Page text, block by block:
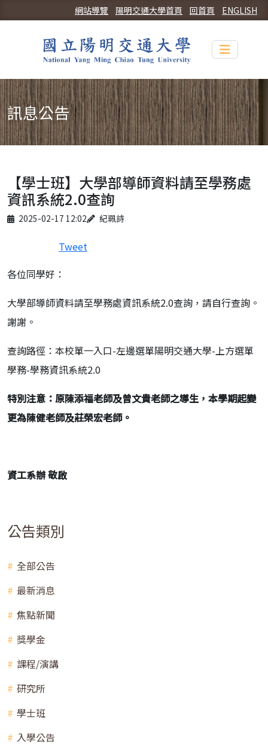
ENGLISH
回首頁
陽明交通大學首頁
網站導覽
Toggle
訊息公告
【學士班】大學部導師資料請至學務處
資訊系統2.0查詢
Published on
2025-02-17 12:02
Author 紀珮詩
Tweet
各位同學好：
大學部導師資料請至學務處資訊系統2.0查詢，請自行查詢。
謝謝。
查詢路徑：本校單一入口-左邊選單陽明交通大學-上方選單
學務-學務資訊系統2.0
特別注意：原陳添福老師及曾文貴老師之導生，本學期起變
更為陳健老師及莊榮宏老師。
資工系辦 敬啟
公告類別
全部公告
最新消息
焦點新聞
獎學金
課程/演講
研究所
學士班
入學公告